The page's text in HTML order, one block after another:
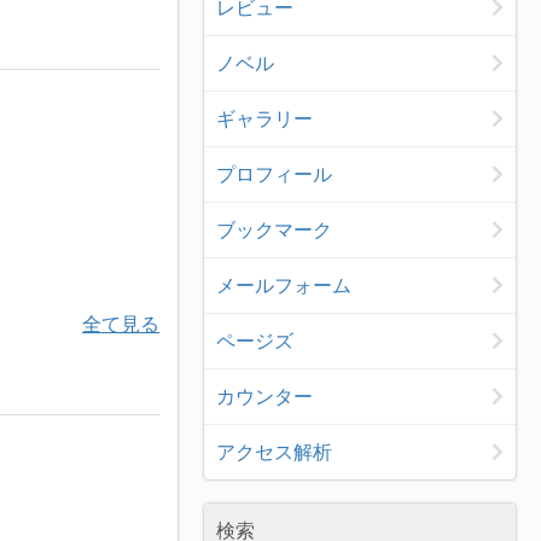
全て見る
レビュー
ノベル
ギャラリー
プロフィール
ブックマーク
メールフォーム
ページズ
カウンター
アクセス解析
検索